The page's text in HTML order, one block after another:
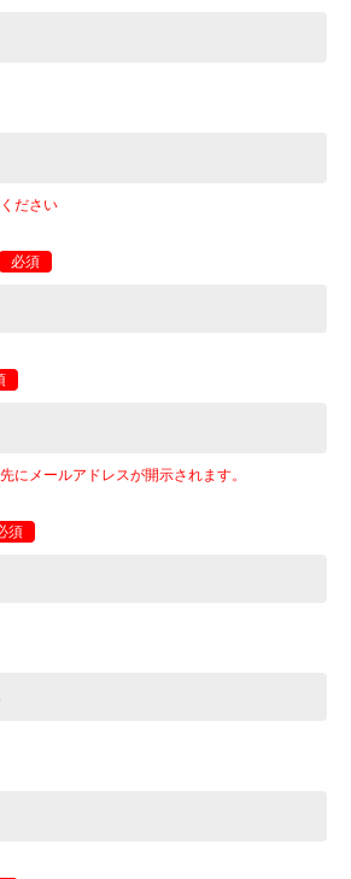
ださい
必須
にメールアドレスが開示されます。
須